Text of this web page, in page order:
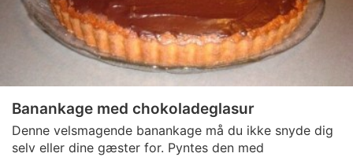
Banankage med chokoladeglasur
Denne velsmagende banankage må du ikke snyde dig
selv eller dine gæster for. Pyntes den med